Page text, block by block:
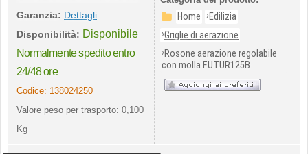
Garanzia: Dettagli
Disponibilità: Disponibile
Normalmente spedito entro
24/48 ore
Codice: 138024250
Valore peso per trasporto: 0,100
Kg
Home ›Edilizia
›Griglie di aerazione
›Rosone aerazione regolabile
con molla FUTUR125B